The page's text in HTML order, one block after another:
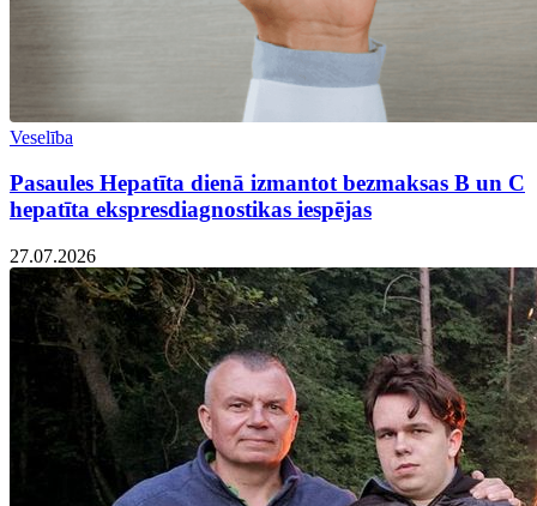
Veselība
Pasaules Hepatīta dienā izmantot bezmaksas B un C
hepatīta ekspresdiagnostikas iespējas
27.07.2026